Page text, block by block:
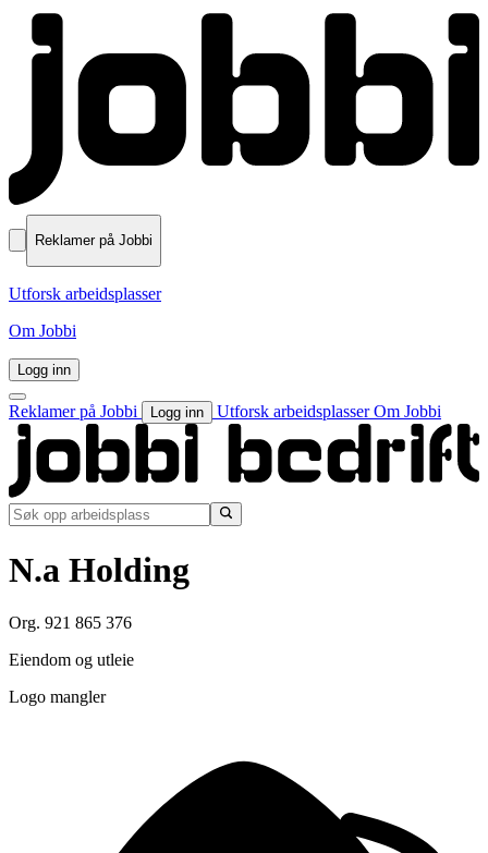
Reklamer på Jobbi
Utforsk arbeidsplasser
Om Jobbi
Logg inn
Reklamer på Jobbi Logg inn Utforsk arbeidsplasserOm Jobbi
N.a Holding
Org. 921 865 376
Eiendom og utleie
Logo mangler